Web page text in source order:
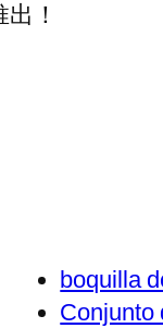
！
boquilla
Conjunto